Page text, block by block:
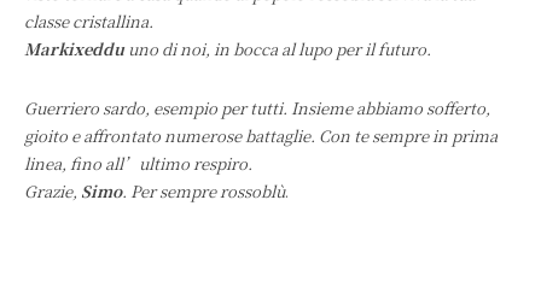
classe cristallina.
Markixeddu uno di noi, in bocca al lupo per il futuro.
Guerriero sardo, esempio per tutti. Insieme abbiamo sofferto,
gioito e affrontato numerose battaglie. Con te sempre in prima
linea, fino all’ultimo respiro.
Grazie, Simo. Per sempre rossoblù.